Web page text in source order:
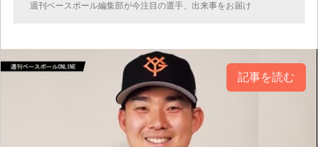
週刊ベースボール編集部が今注目の選手、出来事をお届け
記事を読む